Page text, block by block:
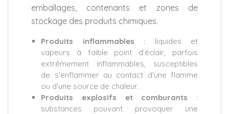
emballages, contenants et zones de
stockage des produits chimiques.
Produits inflammables : liquides et
vapeurs à faible point d'éclair, parfois
extrêmement inflammables, susceptibles
de s'enflammer au contact d'une flamme
ou d'une source de chaleur.
Produits explosifs et comburants :
substances pouvant provoquer une